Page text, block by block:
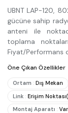
UBNT LAP-120,
gücüne sahip
anteni ile
toplama
Fiyat/Performans
Öne Çıkan Özellikler
Ortam : Dış Mekan
Link : Erişim
Montaj Aparatı : Var